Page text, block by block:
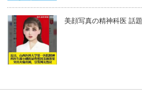
美顔写真の精神科医 話